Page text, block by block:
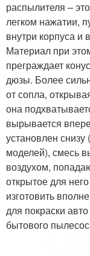
распылителя –
легком нажатии,
внутри корпуса и
Материал при
преграждает
дюзы. Более
от сопла,
она
вырывается
установлен снизу
моделей), смесь
воздухом,
открытое для
изготовить
для покраски
бытового